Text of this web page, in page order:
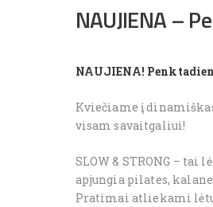
NAUJIENA –
NAUJIENA!
Kviečiame į
visam savaitgaliui!
SLOW & STRONG –
apjungia pilates,
Pratimai atliekami